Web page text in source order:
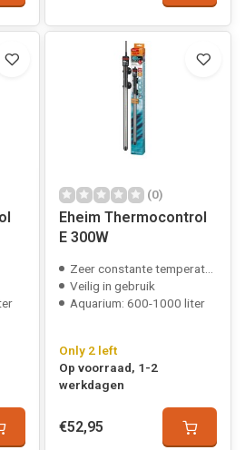
(0)
Eheim Thermocontrol
E 300W
Zeer constante temperatuur
Veilig in gebruik
Aquarium: 600-1000 liter
Only 2 left
Op voorraad, 1-2
werkdagen
€52,95